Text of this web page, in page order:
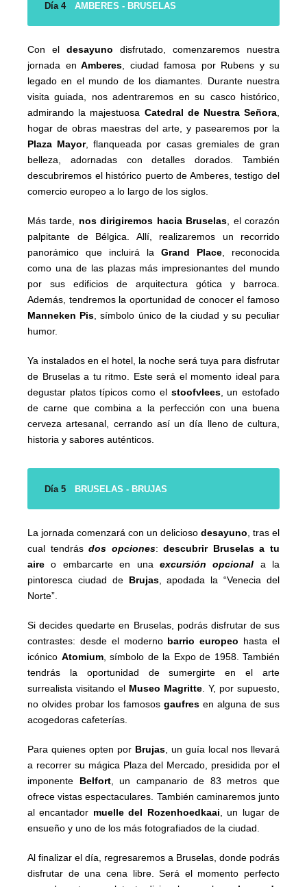
Día 4 AMBERES - BRUSELAS
Con el desayuno disfrutado, comenzaremos nuestra
jornada en Amberes, ciudad famosa por Rubens y su
legado en el mundo de los diamantes. Durante nuestra
visita guiada, nos adentraremos en su casco histórico,
admirando la majestuosa Catedral de Nuestra Señora,
hogar de obras maestras del arte, y pasearemos por la
Plaza Mayor, flanqueada por casas gremiales de gran
belleza, adornadas con detalles dorados. También
descubriremos el histórico puerto de Amberes, testigo del
comercio europeo a lo largo de los siglos.
Más tarde, nos dirigiremos hacia Bruselas, el corazón
palpitante de Bélgica. Allí, realizaremos un recorrido
panorámico que incluirá la Grand Place, reconocida
como una de las plazas más impresionantes del mundo
por sus edificios de arquitectura gótica y barroca.
Además, tendremos la oportunidad de conocer el famoso
Manneken Pis, símbolo único de la ciudad y su peculiar
humor.
Ya instalados en el hotel, la noche será tuya para disfrutar
de Bruselas a tu ritmo. Este será el momento ideal para
degustar platos típicos como el stoofvlees, un estofado
de carne que combina a la perfección con una buena
cerveza artesanal, cerrando así un día lleno de cultura,
historia y sabores auténticos.
Día 5 BRUSELAS - BRUJAS
La jornada comenzará con un delicioso desayuno, tras el
cual tendrásdos opciones:descubrir Bruselas a tu
aire o embarcarte en una excursión opcional a la
pintoresca ciudad de Brujas, apodada la “Venecia del
Norte”.
Si decides quedarte en Bruselas, podrás disfrutar de sus
contrastes: desde el moderno barrio europeo hasta el
icónico Atomium, símbolo de la Expo de 1958. También
tendrás la oportunidad de sumergirte en el arte
surrealista visitando el Museo Magritte. Y, por supuesto,
no olvides probar los famosos gaufres en alguna de sus
acogedoras cafeterías.
Para quienes opten por Brujas, un guía local nos llevará
a recorrer su mágica Plaza del Mercado, presidida por el
imponente Belfort, un campanario de 83 metros que
ofrece vistas espectaculares. También caminaremos junto
al encantador muelle del Rozenhoedkaai, un lugar de
ensueño y uno de los más fotografiados de la ciudad.
Al finalizar el día, regresaremos a Bruselas, donde podrás
disfrutar de una cena libre. Será el momento perfecto